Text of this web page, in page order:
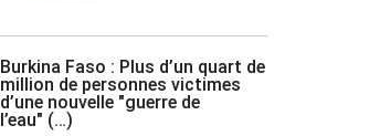
Burkina Faso : Plus d’un quart de
million de personnes victimes
d’une nouvelle "guerre de
l’eau" (…)